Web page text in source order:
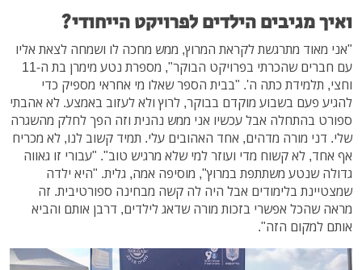
ואיך מגיבים הילדים לפרויקט הייחודי?
"אני מאוד מתרגשת לקראת המרוץ, ממש מחכה לו ושמחה לצאת אליו
עם חברים שהכרתי בפרויקט הבוקר", מספרת נטע מימרן בת ה-11
וחצי, תלמידת כתה ה'. "בבית הספר שאלו מי אחראי מספיק כדי
להגיע פעם בשבוע מוקדם בבוקר, לרוץ ולא לעזוב באמצע. לא אהבתי
ספורט בהתחלה אבל עכשיו אני ממש נהנית וזה הפך לחלק מהשגרה
שלי. דני מורה מדהים, אחד האהובים עלי. תמיד קשוב לנו, לא מכריח
אף אחד, לא קשוח מדי ועוזר למי שלא מרגיש טוב". "עבורי זו גאווה
גדולה שנטע משתתפת במרוץ", מוסיפה אמה, גלית. "היא ילדה
שמצטיינת בלימודים אבל היה לה קשה מבחינה ספורטיבית. זה
מראה שהכל אפשרי בזכות מורה שדאג לילדים, דרבן אותם והביא
אותם למקום הזה".